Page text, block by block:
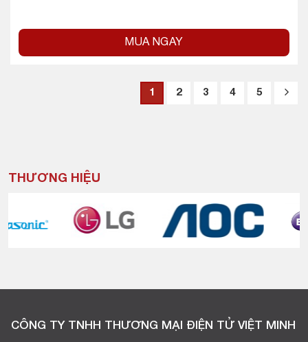
MUA NGAY
1 2 3 4 5
THƯƠNG HIỆU
CÔNG TY TNHH THƯƠNG MẠI ĐIỆN TỬ VIỆT MINH